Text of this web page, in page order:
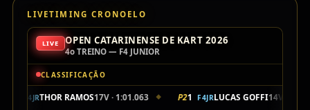
LIVETIMING CRONOELO
LIVE OPEN CATARINENSE DE KART 2026
4o TREINO — F4 JUNIOR
CLASSIFICAÇÃO
F4JRTHOR RAMOS17V · 1:01.063 ◆ P21 F4JRLUCAS GOFFI14V ·